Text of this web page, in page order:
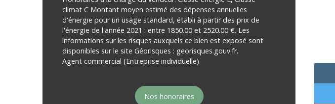
climat C Montant moyen estimé des dépenses annuelles
d'énergie pour un usage standard, établi à partir des prix de
l'énergie de l'année 2021 : entre 1850.00 et 2520.00 €. Les
informations sur les risques auxquels ce bien est exposé sont
disponibles sur le site Géorisques : georisques.gouv.fr.
Agent commercial (Entreprise individuelle)
Nos honoraires